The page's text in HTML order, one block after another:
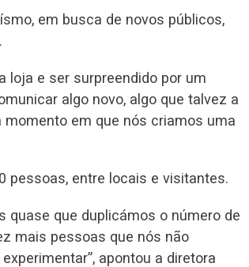
em busca de novos públicos,
loja e ser surpreendido por um
algo novo, algo que talvez a
em que nós criamos uma
pessoas, entre locais e visitantes.
quase que duplicámos o número de
mais pessoas que nós não
apontou a diretora